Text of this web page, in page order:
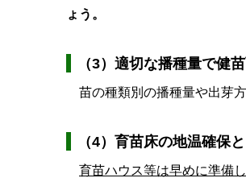
ょう。
（3）適切な播種量で健苗
苗の種類別の播種量や出芽
（4）育苗床の地温確保
育苗ハウス等は早めに準備